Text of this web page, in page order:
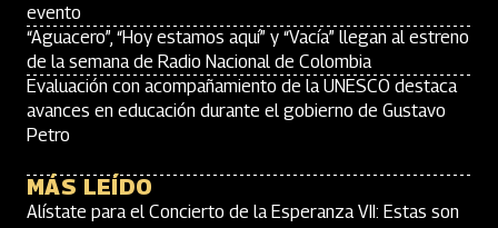
evento
“Aguacero”, “Hoy estamos aquí” y “Vacía” llegan al estreno
de la semana de Radio Nacional de Colombia
Evaluación con acompañamiento de la UNESCO destaca
avances en educación durante el gobierno de Gustavo
Petro
MÁS LEÍDO
Alístate para el Concierto de la Esperanza VII: Estas son